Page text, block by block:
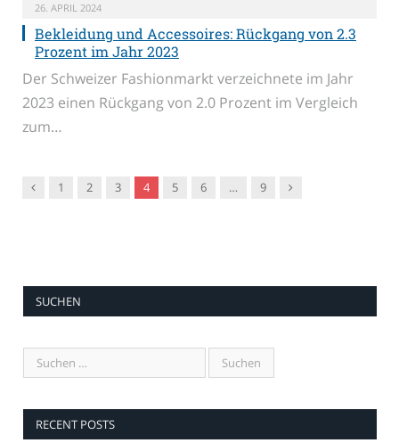
26. APRIL 2024
Bekleidung und Accessoires: Rückgang von 2.3
Prozent im Jahr 2023
Der Schweizer Fashionmarkt verzeichnete im Jahr
2023 einen Rückgang von 2.0 Prozent im Vergleich
zum…
Vorgänger
1 2 3 4 5 6 … 9 Nachfolger
SUCHEN
RECENT POSTS